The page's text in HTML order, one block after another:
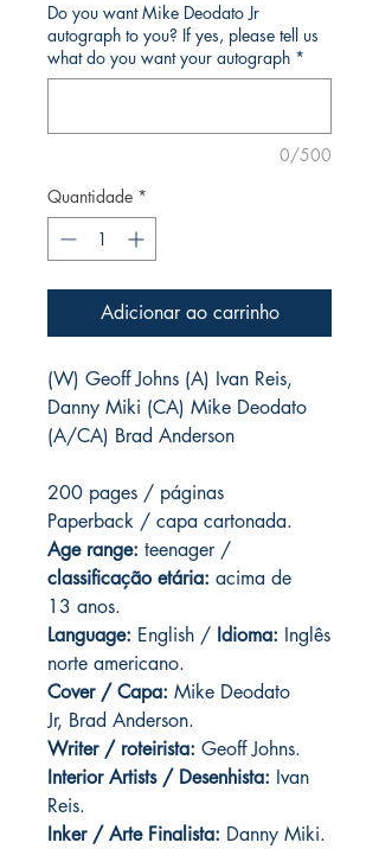
Do you want Mike Deodato Jr
autograph to you? If yes, please tell us
what do you want your autograph *
0/500
Quantidade *
Adicionar ao carrinho
(W) Geoff Johns (A) Ivan Reis,
Danny Miki (CA) Mike Deodato
(A/CA) Brad Anderson
200 pages / páginas
Paperback / capa cartonada.
Age range: teenager /
classificação etária: acima de
13 anos.
Language: English / Idioma: Inglês
norte americano.
Cover / Capa: Mike Deodato
Jr, Brad Anderson.
Writer / roteirista: Geoff Johns.
Interior Artists / Desenhista: Ivan
Reis.
Inker / Arte Finalista: Danny Miki.